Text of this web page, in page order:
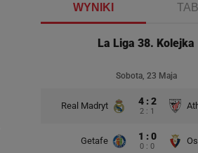
WYNIKI
La Liga 38. Kolejka
Sobota, 23 Maja
Real Madryt 4 : 2
2 : 1
Getafe 1 : 0
0 : 0